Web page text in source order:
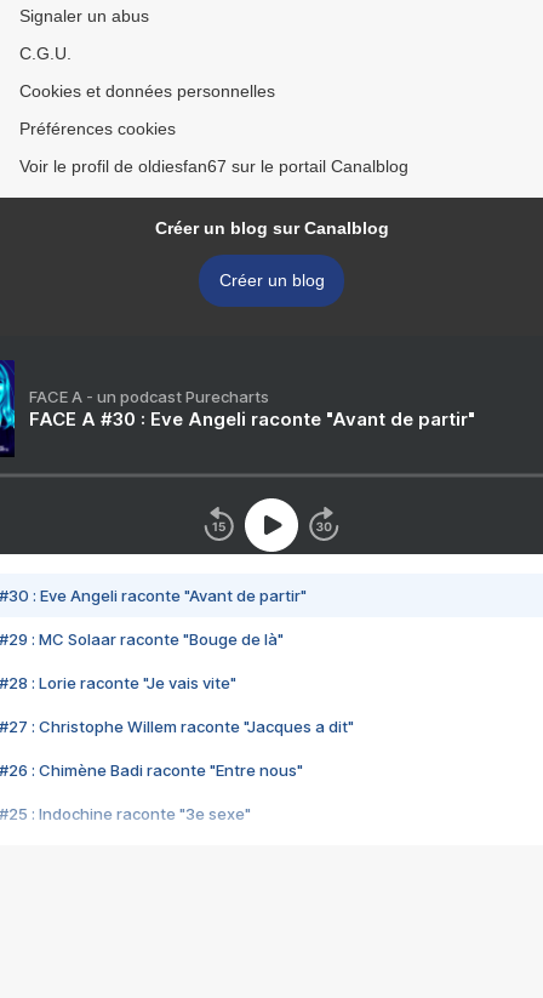
Signaler un abus
C.G.U.
Cookies et données personnelles
Préférences cookies
Voir le profil de oldiesfan67 sur le portail Canalblog
Créer un blog sur Canalblog
Créer un blog
FACE A - un podcast Purecharts
FACE A #30 : Eve Angeli raconte "Avant de partir"
#30 : Eve Angeli raconte "Avant de partir"
#29 : MC Solaar raconte "Bouge de là"
#28 : Lorie raconte "Je vais vite"
#27 : Christophe Willem raconte "Jacques a dit"
#26 : Chimène Badi raconte "Entre nous"
#25 : Indochine raconte "3e sexe"